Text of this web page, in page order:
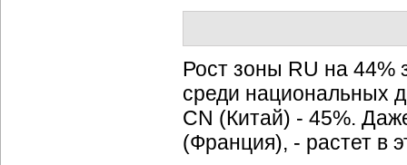
Рост зоны RU на 44%
среди национальных
CN (Китай) - 45%.
(Франция), - растет в